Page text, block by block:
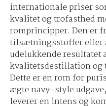
internationale priser
kvalitet og trofasthed
romprincipper. Den er
tilsætningsstoffer eller
udelukkende
kvalitetsdestillation og
Dette er en rom for
ægte navy-style
leverer en intens og